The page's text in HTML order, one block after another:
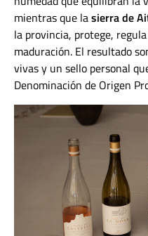
mientras que lasierra de
la provincia, protege,
maduración. El resultado
vivas y un sello personal
Denominación de Origen